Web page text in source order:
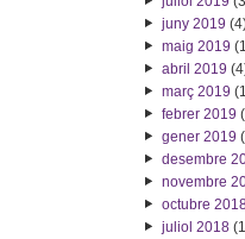
juny 2019
maig 2019
abril 2019
març 2019
febrer 2019
gener 2019
desembre
novembre
octubre
juliol 2018